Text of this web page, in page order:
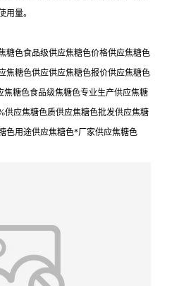
用量。
糖色食品级供应焦糖色价格供应焦糖色
焦糖色供应供应焦糖色报价供应焦糖色
焦糖色食品级焦糖色专业生产供应焦糖
供应焦糖色质供应焦糖色批发供应焦糖
色用途供应焦糖色*厂家供应焦糖色